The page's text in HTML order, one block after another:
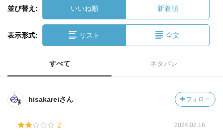
並び替え: いいね順 新着順
表示形式: リスト 全文
すべて ネタバレ
hisakareiさん フォロー
2 2024.02.16